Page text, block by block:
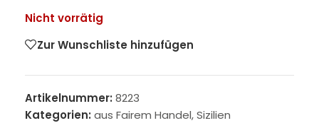
Nicht vorrätig
Zur Wunschliste hinzufügen
Artikelnummer: 8223
Kategorien: aus Fairem Handel,Sizilien